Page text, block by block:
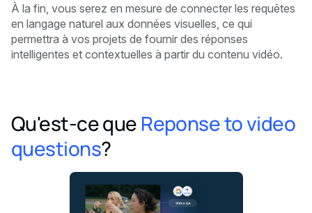
À la fin, vous serez en mesure de connecter les requêtes
en langage naturel aux données visuelles, ce qui
permettra à vos projets de fournir des réponses
intelligentes et contextuelles à partir du contenu vidéo.
Qu'est-ce que Reponse to video
questions?